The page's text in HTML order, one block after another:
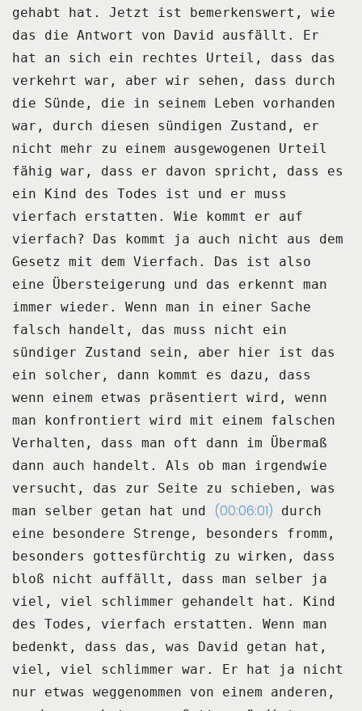
gehabt hat.
Jetzt ist bemerkenswert, wie
das die Antwort von David ausfällt.
Er
hat an sich ein rechtes Urteil, dass das
verkehrt war, aber wir sehen, dass durch
die
Sünde, die in seinem Leben vorhanden
war, durch diesen sündigen Zustand, er
nicht mehr
zu einem ausgewogenen Urteil
fähig war, dass er davon spricht, dass es
ein Kind des Todes
ist und er muss
vierfach erstatten.
Wie kommt er auf
vierfach?
Das kommt ja auch nicht aus dem
Gesetz mit dem Vierfach.
Das ist also
eine Übersteigerung und das erkennt man
immer wieder.
Wenn man in einer Sache
falsch handelt, das muss nicht ein
sündiger Zustand sein, aber
hier ist das
ein solcher, dann kommt es dazu, dass
wenn einem etwas präsentiert wird, wenn
man konfrontiert wird mit einem falschen
Verhalten, dass man oft dann im Übermaß
dann auch handelt.
Als ob man irgendwie
versucht, das zur Seite zu schieben, was
man selber getan hat und
(00:06:01)
durch
eine besondere Strenge, besonders fromm,
besonders gottesfürchtig zu wirken, dass
bloß nicht auffällt, dass man selber ja
viel, viel schlimmer gehandelt hat.
Kind
des Todes, vierfach erstatten.
Wenn man
bedenkt, dass das, was David getan hat,
viel, viel schlimmer war.
Er hat ja nicht
nur etwas weggenommen von einem anderen,